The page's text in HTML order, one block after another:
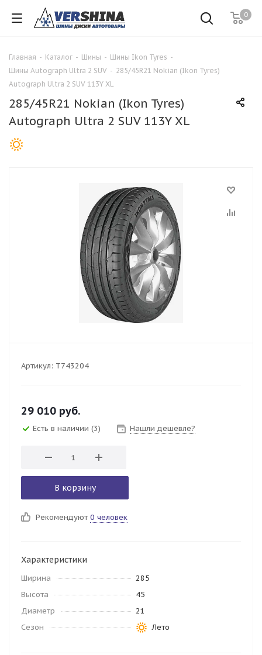
0
Главная - Каталог - Шины - Шины Ikon Tyres -
Шины Autograph Ultra 2 SUV - 285/45R21 Nokian (Ikon Tyres)
Autograph Ultra 2 SUV 113Y XL
285/45R21 Nokian (Ikon Tyres)
Autograph Ultra 2 SUV 113Y XL
Артикул: T743204
29 010 руб.
Есть в наличии (3) Нашли дешевле?
В корзину
Рекомендуют 0 человек
Характеристики
Ширина
285
Высота
45
Диаметр
21
Сезон
Лето